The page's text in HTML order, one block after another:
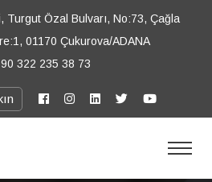
Turgut Özal Bulvarı, No:73, Çağla
01170 Çukurova/ADANA
322 235 38 73